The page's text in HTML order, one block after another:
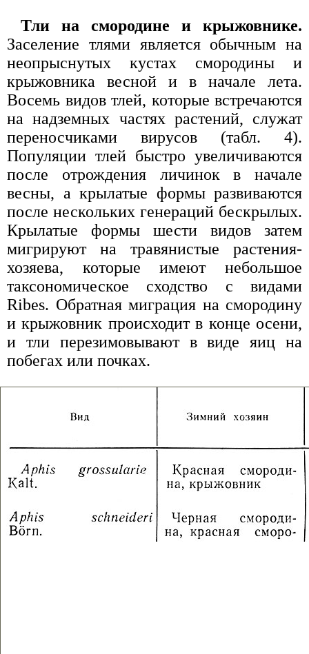
Тли на смородине и крыжовнике.
Заселение тлями является обычным на
неопрыснутых кустах смородины и
крыжовника весной и в начале лета.
Восемь видов тлей, которые встречаются
на надземных частях растений, служат
переносчиками вирусов (табл. 4).
Популяции тлей быстро увеличиваются
после отрождения личинок в начале
весны, а крылатые формы развиваются
после нескольких генераций бескрылых.
Крылатые формы шести видов затем
мигрируют на травянистые растения-
хозяева, которые имеют небольшое
таксономическое сходство с видами
Ribes. Обратная миграция на смородину
и крыжовник происходит в конце осени,
и тли перезимовывают в виде яиц на
побегах или почках.